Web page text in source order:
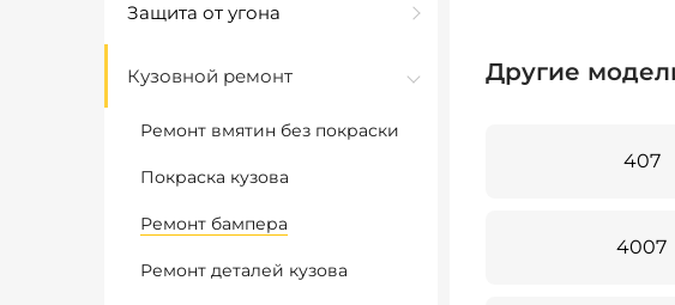
Защита от угона
Кузовной ремонт
Ремонт вмятин без покраски
Покраска кузова
Ремонт бампера
Ремонт деталей кузова
Другие
407
4007